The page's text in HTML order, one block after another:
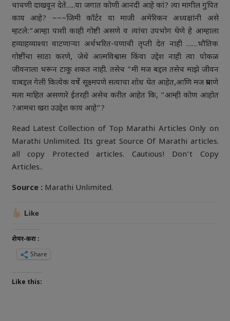
चाचणी दाखवून देते…..या जगात कोणी आनंदी आहे कां? त्या मागील गुपित
काय आहे? ~~~जिमी कॉर्टर या माजी अमेरिकन अध्यक्षांनी असे
म्हटले:”आम्हा पाशी काही गोष्टी असणे व त्यांचा उपभोग घेणे हे आम्हाला
हव्याहव्याश्या वाटणाऱ्या अर्थभरित-पणाची तृप्ती देत नाही ……भौतिक
गोष्टींचा साठा करणे, जेथे आत्मविश्वास किंवा उद्देश नाही त्या पोकळ
जीवनाला भरून टाकू शकत नाही. तसेच ”मी मज बद्दल तसेच माझे जीवन
याबद्दल गेली कित्येक वर्षे सूक्ष्मपणे सत्याचा शोध घेत आहेत,आणि मज प्रमाणे
मला माहित असणारे ईतरही असेच करीत आहेत कि, ”आम्ही कोण आहोत
?आमचा खरा उउद्देश काय आहे”?
Read Latest Collection of Top Marathi Articles Only on
Marathi Unlimited. Its great Source Of Marathi articles.
all copy Protected articles. Cautious! Don’t Copy
Articles..
Source : Marathi Unlimited.
Like
शेयर-करा :
Share
Like this: